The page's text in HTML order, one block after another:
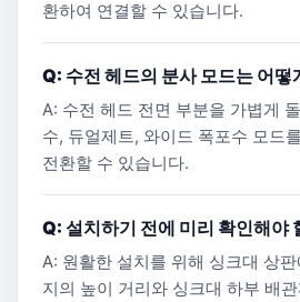
환하여 연결할 수 있습니다.
Q: 수전 헤드의 분사 모드는 어떻
A: 수전 헤드 전면 부분을 가볍게
수, 듀얼제트, 와이드 폭포수 모드
전환할 수 있습니다.
Q: 설치하기 전에 미리 확인해야
A: 원활한 설치를 위해 싱크대 상
지의 높이 거리와 싱크대 하부 배